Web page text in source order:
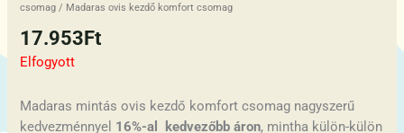
csomag / Madaras ovis kezdő komfort csomag
17.953Ft
Elfogyott
Madaras mintás ovis kezdő komfort csomag nagyszerű
kedvezménnyel 16%-al kedvezőbb áron, mintha külön-külön